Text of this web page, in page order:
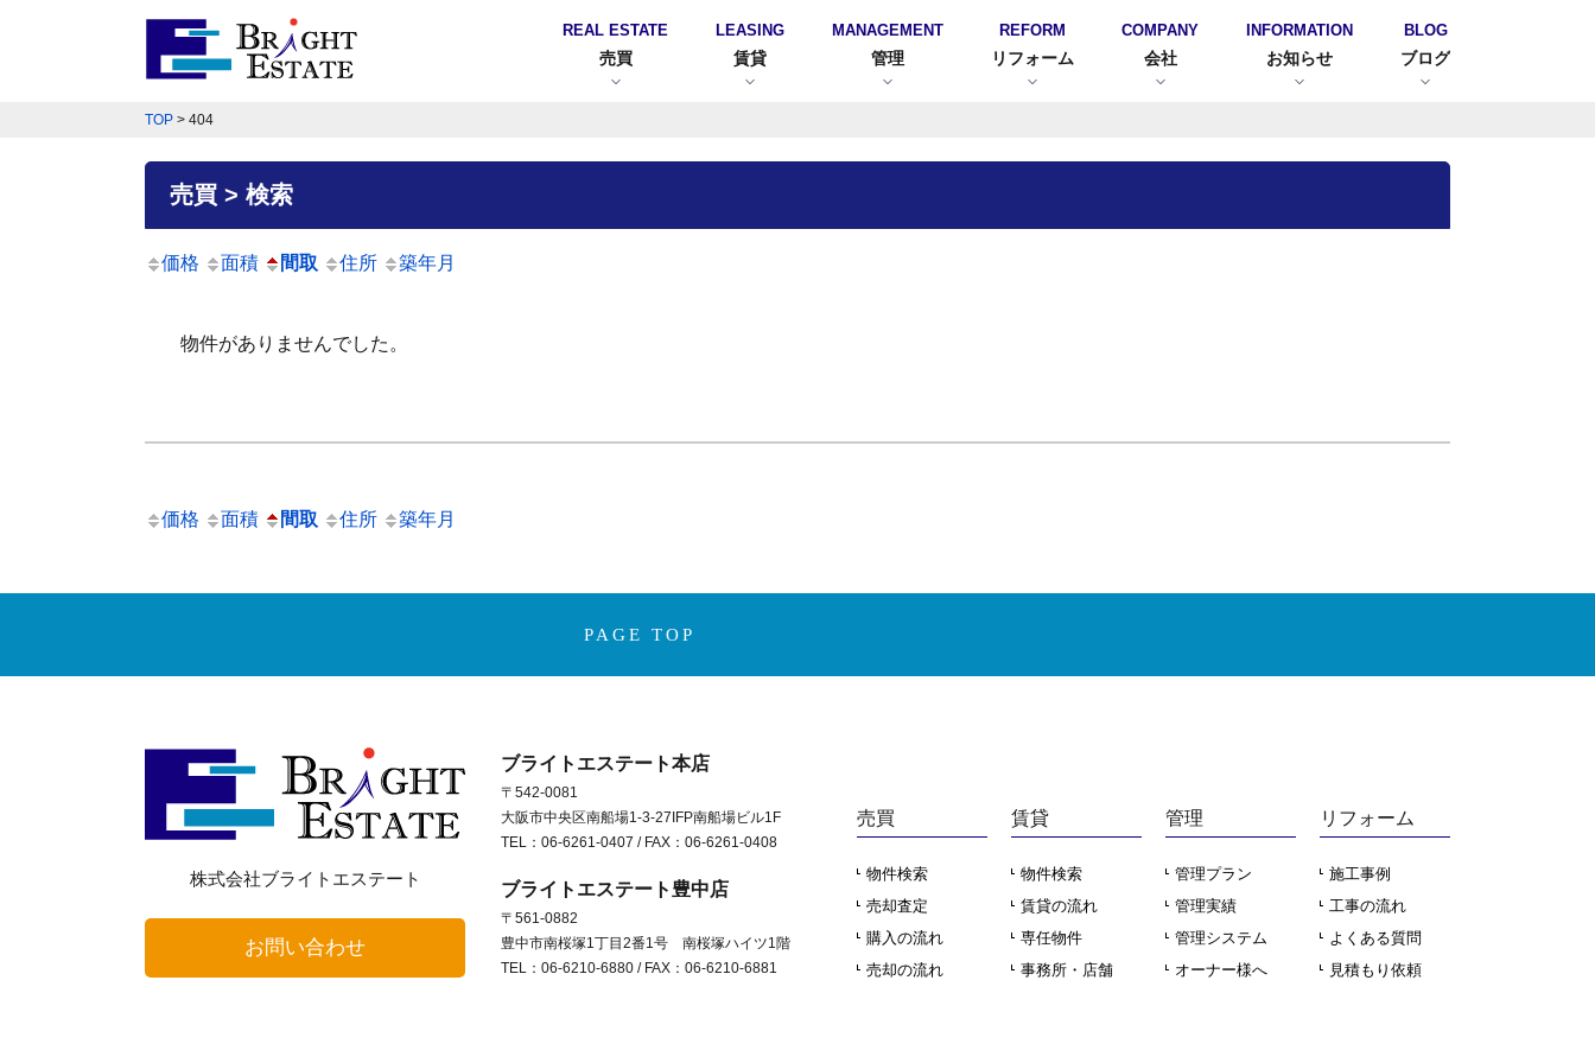
REAL ESTATE
売買
LEASING
賃貸
MANAGEMENT
管理
REFORM
リフォーム
COMPANY
会社
INFORMATION
お知らせ
BLOG
ブログ
TOP > 404
売買 > 検索
価格 面積 間取 住所 築年月
物件がありませんでした。
価格 面積 間取 住所 築年月
PAGE TOP
株式会社ブライトエステート
お問い合わせ
ブライトエステート本店
〒542-0081
大阪市中央区南船場1-3-27IFP南船場ビル1F
TEL：06-6261-0407 / FAX：06-6261-0408
ブライトエステート豊中店
〒561-0882
豊中市南桜塚1丁目2番1号 南桜塚ハイツ1階
TEL：06-6210-6880 / FAX：06-6210-6881
売買
物件検索
売却査定
購入の流れ
売却の流れ
賃貸
物件検索
賃貸の流れ
専任物件
事務所・店舗
管理
管理プラン
管理実績
管理システム
オーナー様へ
リフォーム
施工事例
工事の流れ
よくある質問
見積もり依頼